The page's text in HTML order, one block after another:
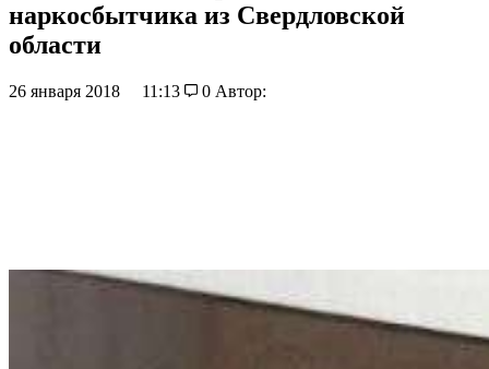
наркосбытчика из Свердловской
области
26 января 2018 11:13 0 Автор: